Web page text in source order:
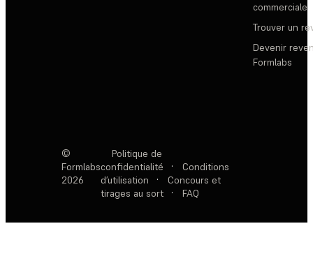
commerciale
Trouver un
Devenir
Formlabs
©
Formlabs
2026
Politique de
confidentialité
·
Conditions
d’utilisation
·
Concours et
tirages au sort
· FAQ